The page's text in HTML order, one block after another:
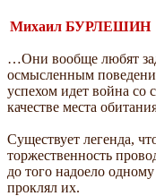
Михаил БУРЛЕШИН
…Они вообще любят
осмысленным
успехом идет война со
качестве места
Существует легенда,
торжественность
до того надоело
проклял их.